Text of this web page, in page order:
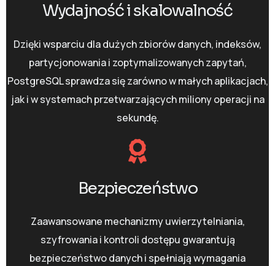
Wydajność i skalowalność
Dzięki wsparciu dla dużych zbiorów danych, indeksów,
partycjonowania i zoptymalizowanych zapytań,
PostgreSQL sprawdza się zarówno w małych aplikacjach,
jak i w systemach przetwarzających miliony operacji na
sekundę.
Bezpieczeństwo
Zaawansowane mechanizmy uwierzytelniania,
szyfrowania i kontroli dostępu gwarantują
bezpieczeństwo danych i spełniają wymagania